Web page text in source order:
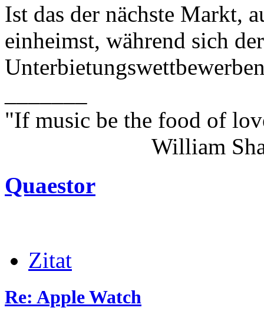
Ist das der nächste Markt,
einheimst, während sich
"If music be the food of
William
Quaestor
Zitat
Re: Apple Watch